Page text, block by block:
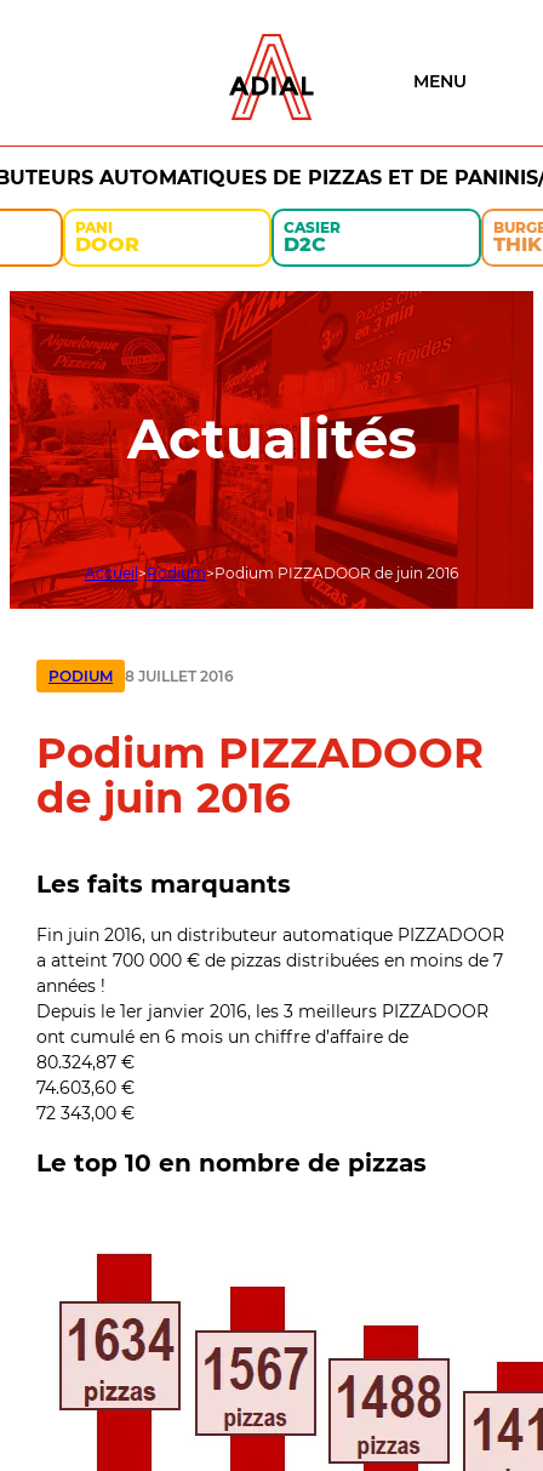
MENU
AUTOMATIQUES DE PIZZAS ET DE
PANI
DOOR
CASIER
D2C THIK
Actualités
Accueil Podium Podium PIZZADOOR de juin 2016
PODIUM 8 JUILLET 2016
Podium PIZZADOOR
de juin 2016
Les faits marquants
Fin juin 2016, un distributeur automatique PIZZADOOR
a atteint 700 000 € de pizzas distribuées en moins de 7
années !
Depuis le 1er janvier 2016, les 3 meilleurs PIZZADOOR
ont cumulé en 6 mois un chiffre d’affaire de
80.324,87 €
74.603,60 €
72 343,00 €
Le top 10 en nombre de pizzas